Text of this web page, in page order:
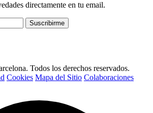
directamente en tu email.
Suscribirme
Todos los derechos reservados.
Cookies Mapa del Sitio Colaboraciones